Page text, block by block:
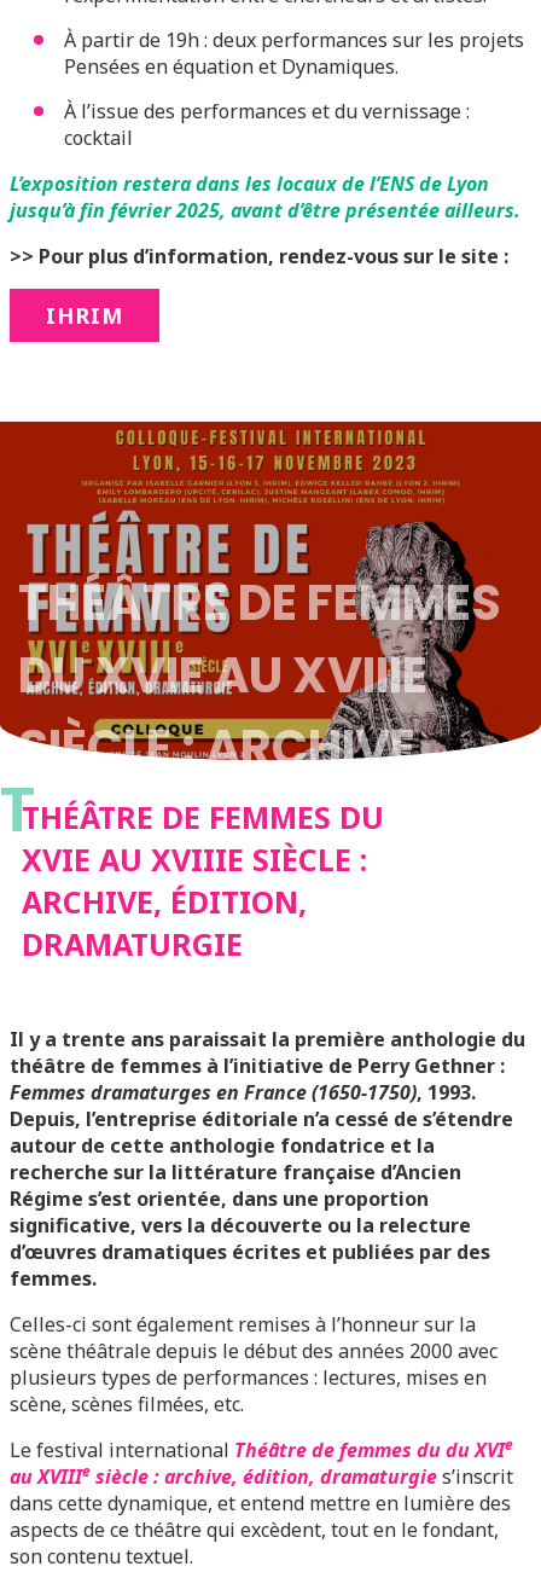
À partir de 19h : deux performances sur les projets
Pensées en équation et Dynamiques.
À l’issue des performances et du vernissage :
cocktail
L’exposition restera dans les locaux de l’ENS de Lyon
jusqu’à fin février 2025, avant d’être présentée ailleurs.
>> Pour plus d’information, rendez-vous sur le site :
IHRIM
THÉÂTRE DE FEMMES
DU XVIE AU XVIIIE
SIÈCLE : ARCHIVE,
ÉDITION,
DRAMATURGIE
TTHÉÂTRE DE FEMMES DU
XVIE AU XVIIIE SIÈCLE :
ARCHIVE, ÉDITION,
DRAMATURGIE
Il y a trente ans paraissait la première anthologie du
théâtre de femmes à l’initiative de Perry Gethner :
Femmes dramaturges en France (1650-1750), 1993.
Depuis, l’entreprise éditoriale n’a cessé de s’étendre
autour de cette anthologie fondatrice et la
recherche sur la littérature française d’Ancien
Régime s’est orientée, dans une proportion
significative, vers la découverte ou la relecture
d’œuvres dramatiques écrites et publiées par des
femmes.
Celles-ci sont également remises à l’honneur sur la
scène théâtrale depuis le début des années 2000 avec
plusieurs types de performances : lectures, mises en
scène, scènes filmées, etc.
Le festival international Théâtre de femmes du du XVIe
au XVIIIe siècle : archive, édition, dramaturgies’inscrit
dans cette dynamique, et entend mettre en lumière des
aspects de ce théâtre qui excèdent, tout en le fondant,
son contenu textuel.